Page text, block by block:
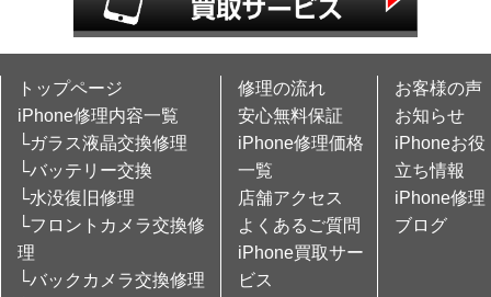
トップページ
iPhone修理内容一覧
└ガラス液晶交換修理
└バッテリー交換
└水没復旧修理
└フロントカメラ交換修
理
└バックカメラ交換修理
修理の流れ
安心無料保証
iPhone修理価格
一覧
店舗アクセス
よくあるご質問
iPhone買取サー
ビス
お客様の声
お知らせ
iPhoneお役
立ち情報
iPhone修理
ブログ